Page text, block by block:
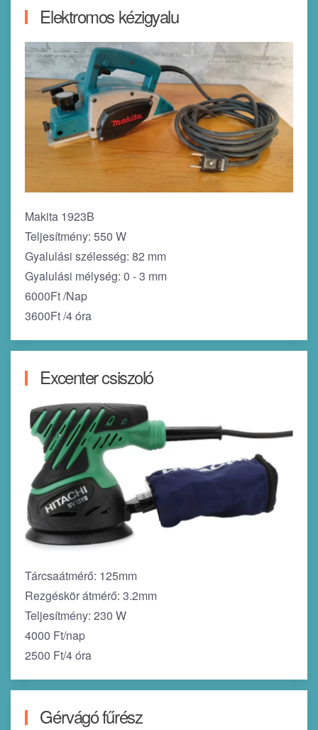
Elektromos kézigyalu
Makita 1923B
Teljesítmény: 550 W
Gyalulási szélesség: 82 mm
Gyalulási mélység: 0 - 3 mm
6000Ft /Nap
3600Ft /4 óra
Excenter csiszoló
Tárcsaátmérő: 125mm
Rezgéskör átmérő: 3.2mm
Teljesítmény: 230 W
4000 Ft/nap
2500 Ft/4 óra
Gérvágó fűrész